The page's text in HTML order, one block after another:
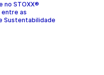
no STOXX®
entre as
Sustentabilidade